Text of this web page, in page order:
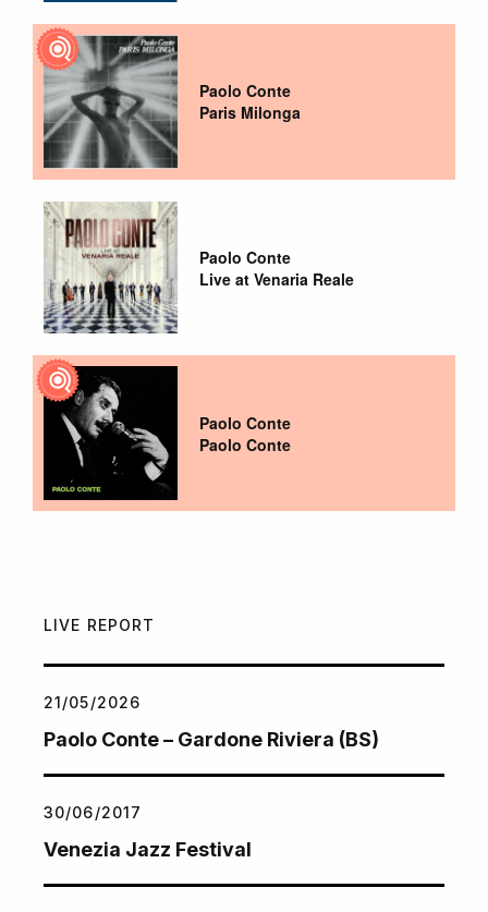
Paolo Conte
Paris Milonga
Paolo Conte
Live at Venaria Reale
Paolo Conte
Paolo Conte
LIVE REPORT
21/05/2026
Paolo Conte – Gardone Riviera (BS)
30/06/2017
Venezia Jazz Festival